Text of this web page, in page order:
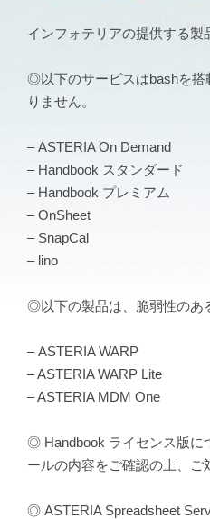
インフォテリアの提供する製
◎以下のサービスはbashを搭
りません。
– ASTERIA On Demand
– Handbook スタンダード
– Handbook プレミアム
– OnSheet
– SnapCal
– lino
◎以下の製品は、脆弱性のあ
– ASTERIA WARP
– ASTERIA WARP Lite
– ASTERIA MDM One
◎ Handbook ライセンス版に
ールの内容をご確認の上、ご
◎ ASTERIA Spreadsheet